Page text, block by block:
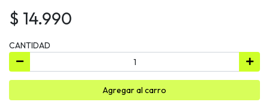
$ 14.990
CANTIDAD
Agregar al carro